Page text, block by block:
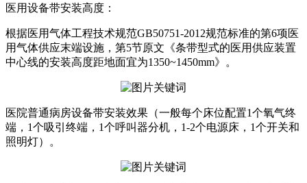
医用设备带安装高度：
根据医用气体工程技术规范GB50751-2012规范标准的第6项医
用气体供应末端设施，第5节原文《条带型式的医用供应装置
中心线的安装高度距地面宜为1350~1450mm》。
医院普通病房设备带安装效果（一般每个床位配置1个氧气终
端，1个吸引终端，1个呼叫器分机，1-2个电源床，1个开关和
照明灯）。